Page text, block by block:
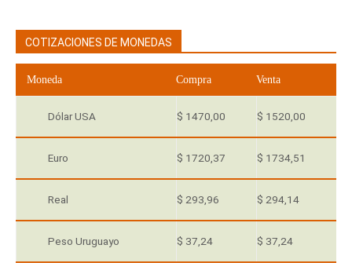
COTIZACIONES DE MONEDAS
Moneda Compra Venta
Dólar USA $ 1470,00 $ 1520,00
Euro $ 1720,37 $ 1734,51
Real $ 293,96 $ 294,14
Peso Uruguayo $ 37,24 $ 37,24